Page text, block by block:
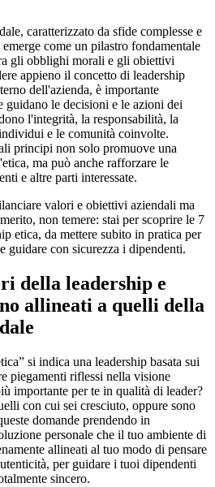
caratterizzato da sfide complesse e
come un pilastro fondamentale
gli obblighi morali e gli obiettivi
appieno il concetto di leadership
dell'azienda, è importante
guidano le decisioni e le azioni dei
l'integrità, la responsabilità, la
e le comunità coinvolte.
principi non solo promuove una
ma può anche rafforzare le
e altre parti interessate.
valori e obiettivi aziendali ma
non temere: stai per scoprire le 7
etica, da mettere subito in pratica per
guidare con sicurezza i dipendenti.
della leadership e
allineati a quelli della
si indica una leadership basata sui
piegamenti riflessi nella visione
importante per te in qualità di leader?
con cui sei cresciuto, oppure sono
domande prendendo in
personale che il tuo ambiente di
allineati al tuo modo di pensare
per guidare i tuoi dipendenti
sincero.